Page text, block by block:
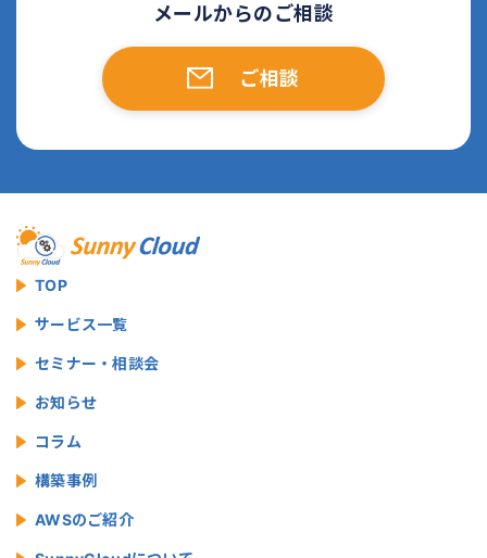
メールからのご相談
ご相談
TOP
サービス一覧
セミナー・相談会
お知らせ
コラム
構築事例
AWSのご紹介